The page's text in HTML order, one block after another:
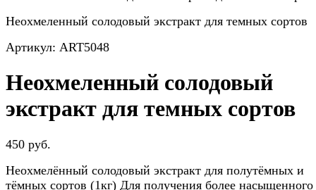
Неохмеленный солодовый экстракт для темных сортов
Артикул: ART5048
Неохмеленный солодовый
экстракт для темных сортов
450 руб.
Неохмелённый солодовый экстракт для полутёмных и
тёмных сортов (1кг) Для получения более насыщенного